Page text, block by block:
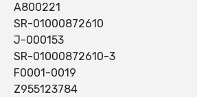
A800221
SR-01000872610
J-000153
SR-01000872610-3
F0001-0019
Z955123784